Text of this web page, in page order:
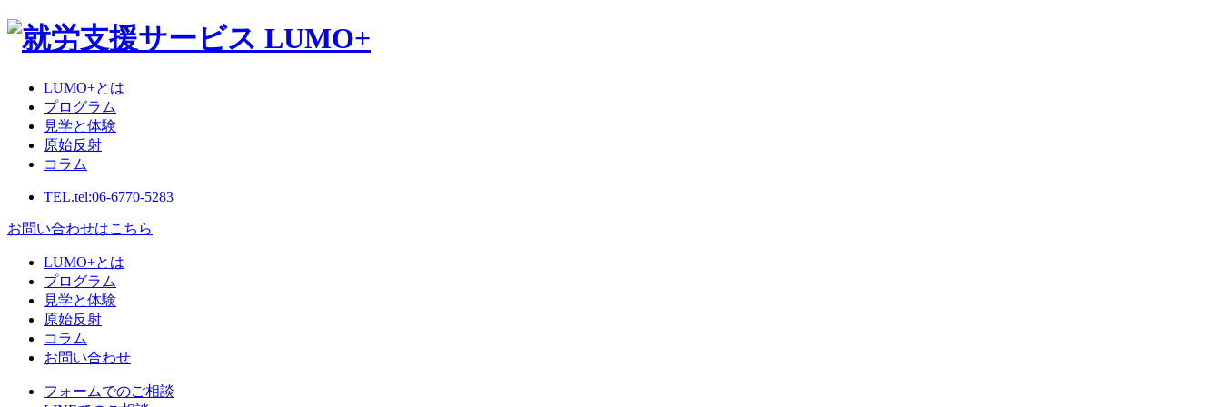
LUMO+とは
プログラム
見学と体験
原始反射
コラム
TEL.tel:06-6770-5283
お問い合わせはこちら
LUMO+とは
プログラム
見学と体験
原始反射
コラム
お問い合わせ
フォームでのご相談